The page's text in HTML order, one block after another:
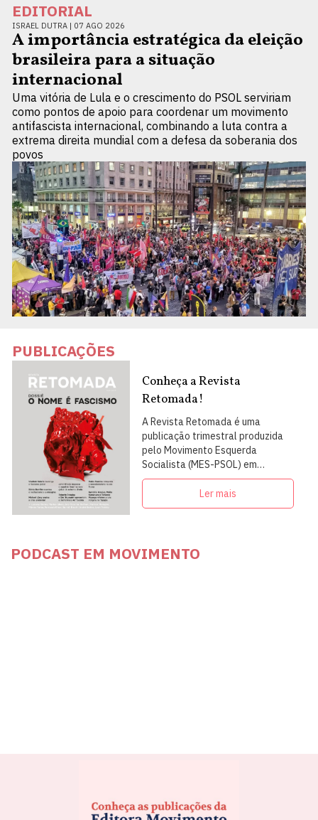
EDITORIAL
ISRAEL DUTRA | 07 AGO 2026
A importância estratégica da eleição
brasileira para a situação
internacional
Uma vitória de Lula e o crescimento do PSOL serviriam
como pontos de apoio para coordenar um movimento
antifascista internacional, combinando a luta contra a
extrema direita mundial com a defesa da soberania dos
povos
PUBLICAÇÕES
Conheça a Revista
Retomada!
A Revista Retomada é uma
publicação trimestral produzida
pelo Movimento Esquerda
Socialista (MES-PSOL) em
articulação com intelectuais,
militantes e artistas
Ler mais
PODCAST EM MOVIMENTO